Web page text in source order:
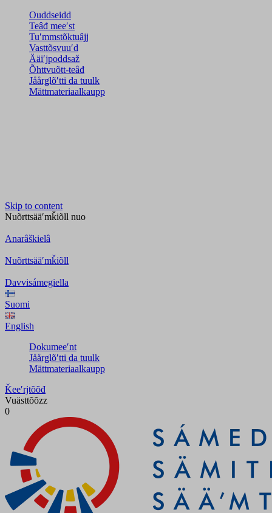
Ouddseidd
Teâđ meeʹst
Tuʹmmstõktuâjj
Vasttõsvuuʹd
Ääiʹjpoddsaž
Õhttvuõtt-teâđ
Jåårǥlõʹtti da tuulk
Mättmateriaalkaupp
Skip to content
Nuõrttsääʹmǩiõll nuo
Anarâškielâ
Nuõrttsääʹmǩiõll
Davvisámegiella
Suomi
English
Dokumeeʹnt
Jåårǥlõʹtti da tuulk
Mättmateriaalkaupp
Ǩeeʹrjtõõđ
Vuästtõõzz
0